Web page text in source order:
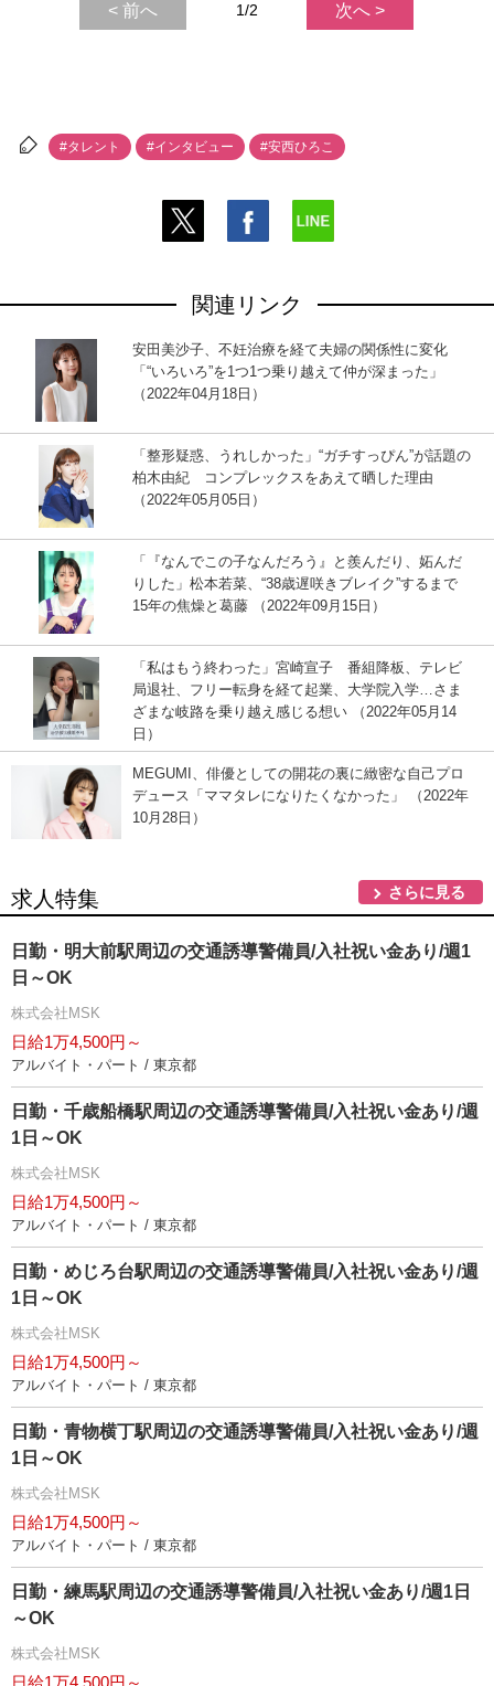
< 前へ 1/2 次へ >
#タレント #インタビュー #安西ひろこ
関連リンク
安田美沙子、不妊治療を経て夫婦の関係性に変化
「“いろいろ”を1つ1つ乗り越えて仲が深まった」
（2022年04月18日）
「整形疑惑、うれしかった」“ガチすっぴん”が話題の
柏木由紀 コンプレックスをあえて晒した理由
（2022年05月05日）
「『なんでこの子なんだろう』と羨んだり、妬んだ
りした」松本若菜、“38歳遅咲きブレイク”するまで
15年の焦燥と葛藤 （2022年09月15日）
「私はもう終わった」宮崎宣子 番組降板、テレビ
局退社、フリー転身を経て起業、大学院入学…さま
ざまな岐路を乗り越え感じる想い （2022年05月14
日）
MEGUMI、俳優としての開花の裏に緻密な自己プロ
デュース「ママタレになりたくなかった」 （2022年
10月28日）
求人特集 さらに見る
日勤・明大前駅周辺の交通誘導警備員/入社祝い金あり/週1
日～OK
株式会社MSK
日給1万4,500円～
アルバイト・パート / 東京都
日勤・千歳船橋駅周辺の交通誘導警備員/入社祝い金あり/週
1日～OK
株式会社MSK
日給1万4,500円～
アルバイト・パート / 東京都
日勤・めじろ台駅周辺の交通誘導警備員/入社祝い金あり/週
1日～OK
株式会社MSK
日給1万4,500円～
アルバイト・パート / 東京都
日勤・青物横丁駅周辺の交通誘導警備員/入社祝い金あり/週
1日～OK
株式会社MSK
日給1万4,500円～
アルバイト・パート / 東京都
日勤・練馬駅周辺の交通誘導警備員/入社祝い金あり/週1日
～OK
株式会社MSK
日給1万4,500円～